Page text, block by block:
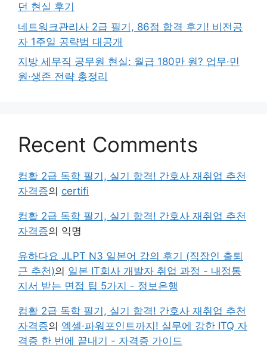
던 현실 후기
네트워크관리사 2급 필기, 86점 합격 후기! 비전공
자 1주일 공략법 대공개
지방 세무직 공무원 현실: 월급 180만 원? 업무·민
원·생존 전략 총정리
Recent Comments
컴활 2급 독학 필기, 실기 합격! 간호사 재취업 추천
자격증의 certifi
컴활 2급 독학 필기, 실기 합격! 간호사 재취업 추천
자격증의 익명
유하다요 JLPT N3 일본어 강의 후기 (직장인 출퇴
근 추천)의 일본 IT회사 개발자 취업 과정 - 내정통
지서 받는 면접 팁 5가지 - 정보은행
컴활 2급 독학 필기, 실기 합격! 간호사 재취업 추천
자격증의 엑셀·파워포인트까지! 실무에 강한 ITQ 자
격증 한 번에 끝내기 - 자격증 가이드